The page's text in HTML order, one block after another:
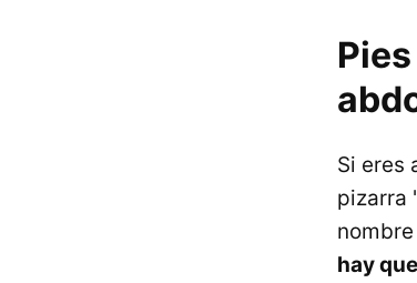
Si eres
pizarra
hay